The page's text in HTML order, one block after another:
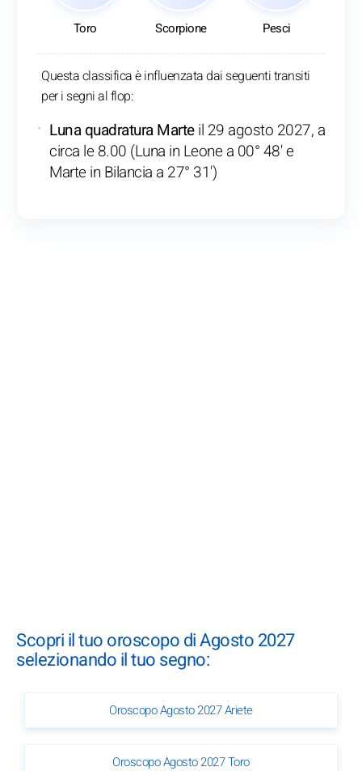
Toro Scorpione Pesci
Questa classifica è influenzata dai seguenti transiti
per i segni al flop:
Luna quadratura Marteil 29 agosto 2027, a
circa le 8.00 (Luna in Leone a 00° 48' e
Marte in Bilancia a 27° 31')
Scopri il tuo oroscopo di Agosto 2027
selezionando il tuo segno:
Oroscopo Agosto 2027 Ariete
Oroscopo Agosto 2027 Toro